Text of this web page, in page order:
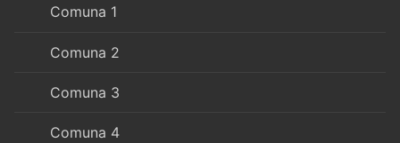
Comuna 1
Comuna 2
Comuna 3
Comuna 4